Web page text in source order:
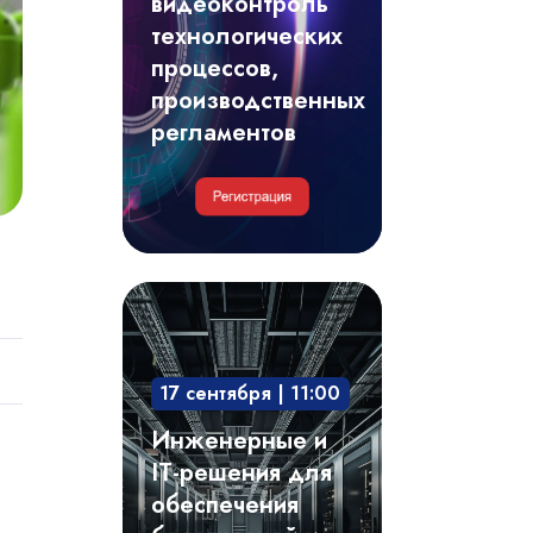
регламентов
технологических
процессов,
производственных
регламентов
Инженерные
и
IT-
решения
для
обеспечения
безотказной
17 сентября | 11:00
Инженерные и
IT-решения для
обеспечения